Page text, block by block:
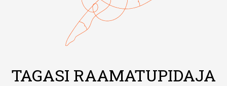
TAGASI RAAMATUPIDAJA